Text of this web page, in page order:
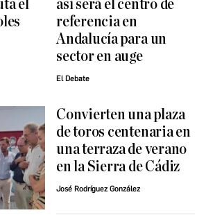
el
así será el centro de
referencia en
Andalucía para un
sector en auge
El Debate
Convierten una plaza
de toros centenaria en
una terraza de verano
en la Sierra de Cádiz
José Rodríguez González